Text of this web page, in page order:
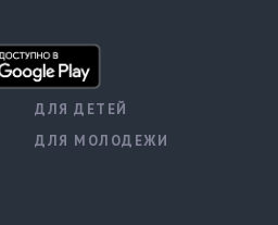
ДЛЯ ДЕТЕЙ
ДЛЯ МОЛОДЕЖИ